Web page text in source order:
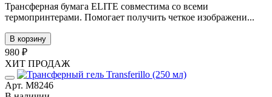
Трансферная бумага ELITE совместима со всеми
термопринтерами. Помогает получить четкое изображени...
В корзину
980 ₽
ХИТ ПРОДАЖ
Арт. М8246